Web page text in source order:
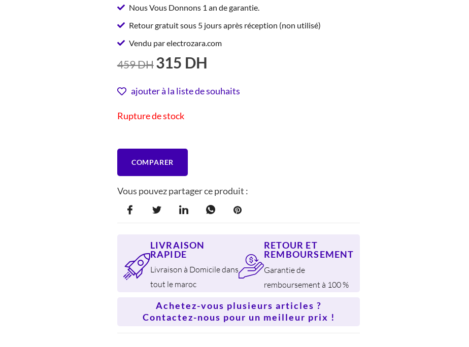
Nous Vous Donnons 1 an de garantie.
Retour gratuit sous 5 jours après réception (non utilisé)
Vendu par electrozara.com
459DH LE
INITIAL
459 DH.
315 DH
ACTUEL
ajouter à la liste de souhaits
Rupture de stock
COMPARER
Vous pouvez partager ce produit :
LIVRAISON
RAPIDE
Livraison à Domicile dans
tout le maroc
RETOUR ET
REMBOURSEMENT
Garantie de
remboursement à 100 %
Achetez-vous plusieurs articles ?
Contactez-nous pour un meilleur prix !